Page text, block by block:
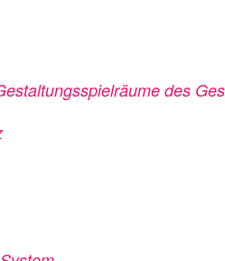
des